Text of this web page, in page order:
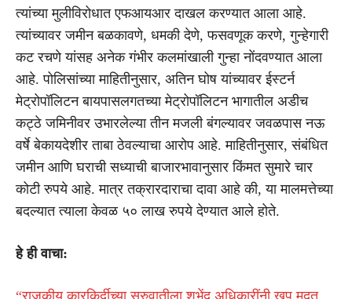
त्यांच्या मुलीविरोधात एफआयआर दाखल करण्यात आला आहे.
त्यांच्यावर जमीन बळकावणे, धमकी देणे, फसवणूक करणे, गुन्हेगारी
कट रचणे यांसह अनेक गंभीर कलमांखाली गुन्हा नोंदवण्यात आला
आहे. पोलिसांच्या माहितीनुसार, अतिन घोष यांच्यावर ईस्टर्न
मेट्रोपॉलिटन बायपासलगतच्या मेट्रोपॉलिटन भागातील अडीच
कट्ठे जमिनीवर उभारलेल्या तीन मजली बंगल्यावर जवळपास नऊ
वर्षे बेकायदेशीर ताबा ठेवल्याचा आरोप आहे. माहितीनुसार, संबंधित
जमीन आणि घराची सध्याची बाजारभावानुसार किंमत सुमारे चार
कोटी रुपये आहे. मात्र तक्रारदाराचा दावा आहे की, या मालमत्तेच्या
बदल्यात त्याला केवळ ५० लाख रुपये देण्यात आले होते.
हे ही वाचा:
“राजकीय कारकिर्दीच्या सुरुवातीला शुभेंदू अधिकारींनी खूप मदत